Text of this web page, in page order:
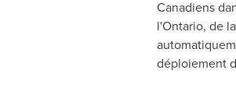
Canadiens
l'Ontario, de
déploiement